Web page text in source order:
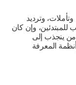
وترديد
وإن كان
ينجذب إلى
المعرفة